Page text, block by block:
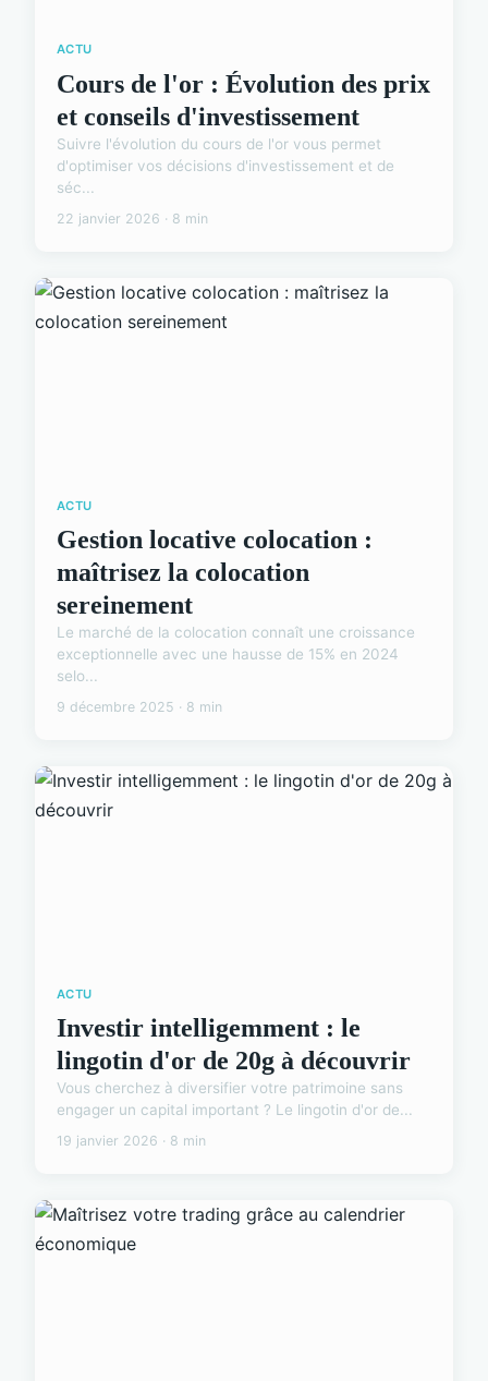
ACTU
Cours de l'or : Évolution des prix
et conseils d'investissement
Suivre l'évolution du cours de l'or vous permet
d'optimiser vos décisions d'investissement et de
séc...
22 janvier 2026 · 8 min
ACTU
Gestion locative colocation :
maîtrisez la colocation
sereinement
Le marché de la colocation connaît une croissance
exceptionnelle avec une hausse de 15% en 2024
selo...
9 décembre 2025 · 8 min
ACTU
Investir intelligemment : le
lingotin d'or de 20g à découvrir
Vous cherchez à diversifier votre patrimoine sans
engager un capital important ? Le lingotin d'or de...
19 janvier 2026 · 8 min